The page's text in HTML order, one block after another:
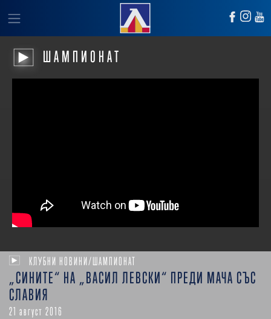
ШАМПИОНАТ
КЛУБНИ НОВИНИ/ШАМПИОНАТ
„СИНИТЕ“ НА „ВАСИЛ ЛЕВСКИ“ ПРЕДИ МАЧА СЪС
СЛАВИЯ
21 август 2016